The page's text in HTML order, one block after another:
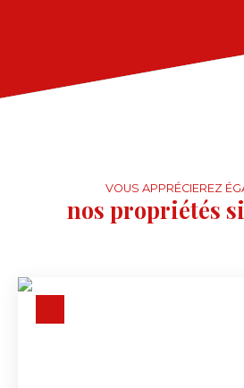
VOUS APPRÉCIEREZ
nos propriétés